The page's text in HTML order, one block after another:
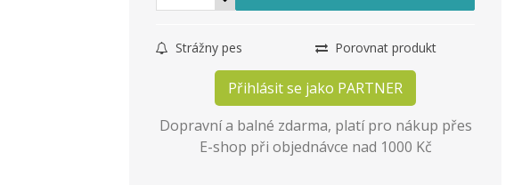
Strážny pes Porovnat produkt
Přihlásit se jako PARTNER
Dopravní a balné zdarma, platí pro nákup přes
E-shop při objednávce nad 1000 Kč